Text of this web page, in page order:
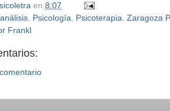
en 8:07
Psicología Psicoterapia. Zaragoza
Frankl